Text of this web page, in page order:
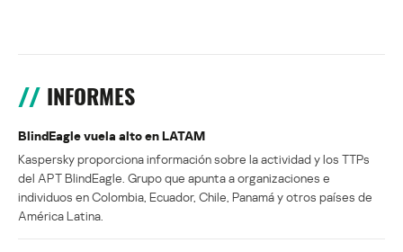
INFORMES
BlindEagle vuela alto en LATAM
Kaspersky proporciona información sobre la actividad y los TTPs
del APT BlindEagle. Grupo que apunta a organizaciones e
individuos en Colombia, Ecuador, Chile, Panamá y otros países de
América Latina.